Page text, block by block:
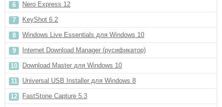
Nero Express 12
KeyShot 6.2
Windows Live Essentials для Windows 10
Internet Download Manager (русификатор)
Download Master для Windows 10
Universal USB Installer для Windows 8
FastStone Capture 5.3